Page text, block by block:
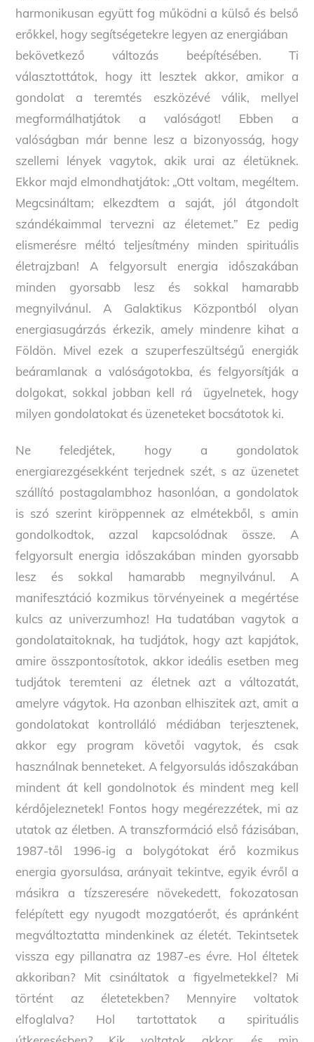
harmonikusan együtt fog működni a külső és belső
erőkkel, hogy segítségetekre legyen az energiában
bekövetkező változás beépítésében. Ti
választottátok, hogy itt lesztek akkor, amikor a
gondolat a teremtés eszközévé válik, mellyel
megformálhatjátok a valóságot! Ebben a
valóságban már benne lesz a bizonyosság, hogy
szellemi lények vagytok, akik urai az életüknek.
Ekkor majd elmondhatjátok: „Ott voltam, megéltem.
Megcsináltam; elkezdtem a saját, jól átgondolt
szándékaimmal tervezni az életemet.” Ez pedig
elismerésre méltó teljesítmény minden spirituális
életrajzban! A felgyorsult energia időszakában
minden gyorsabb lesz és sokkal hamarabb
megnyilvánul. A Galaktikus Központból olyan
energiasugárzás érkezik, amely mindenre kihat a
Földön. Mivel ezek a szuperfeszültségű energiák
beáramlanak a valóságotokba, és felgyorsítják a
dolgokat, sokkal jobban kell rá ügyelnetek, hogy
milyen gondolatokat és üzeneteket bocsátotok ki.
Ne feledjétek, hogy a gondolatok
energiarezgésekként terjednek szét, s az üzenetet
szállító postagalambhoz hasonlóan, a gondolatok
is szó szerint kiröppennek az elmétekből, s amin
gondolkodtok, azzal kapcsolódnak össze. A
felgyorsult energia időszakában minden gyorsabb
lesz és sokkal hamarabb megnyilvánul. A
manifesztáció kozmikus törvényeinek a megértése
kulcs az univerzumhoz! Ha tudatában vagytok a
gondolataitoknak, ha tudjátok, hogy azt kapjátok,
amire összpontosítotok, akkor ideális esetben meg
tudjátok teremteni az életnek azt a változatát,
amelyre vágytok. Ha azonban elhiszitek azt, amit a
gondolatokat kontrolláló médiában terjesztenek,
akkor egy program követői vagytok, és csak
használnak benneteket. A felgyorsulás időszakában
mindent át kell gondolnotok és mindent meg kell
kérdőjeleznetek! Fontos hogy megérezzétek, mi az
utatok az életben. A transzformáció első fázisában,
1987-től 1996-ig a bolygótokat érő kozmikus
energia gyorsulása, arányait tekintve, egyik évről a
másikra a tízszeresére növekedett, fokozatosan
felépített egy nyugodt mozgatóerőt, és apránként
megváltoztatta mindenkinek az életét. Tekintsetek
vissza egy pillanatra az 1987-es évre. Hol éltetek
akkoriban? Mit csináltatok a figyelmetekkel? Mi
történt az életetekben? Mennyire voltatok
elfoglalva? Hol tartottatok a spirituális